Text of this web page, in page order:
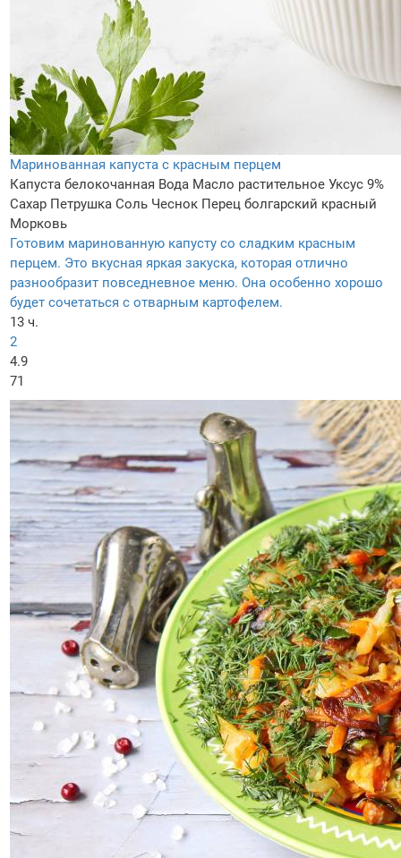
Маринованная капуста с красным перцем
Капуста белокочанная Вода Масло растительное Уксус 9%
Сахар Петрушка Соль Чеснок Перец болгарский красный
Морковь
Готовим маринованную капусту со сладким красным
перцем. Это вкусная яркая закуска, которая отлично
разнообразит повседневное меню. Она особенно хорошо
будет сочетаться с отварным картофелем.
13 ч.
2
4.9
71